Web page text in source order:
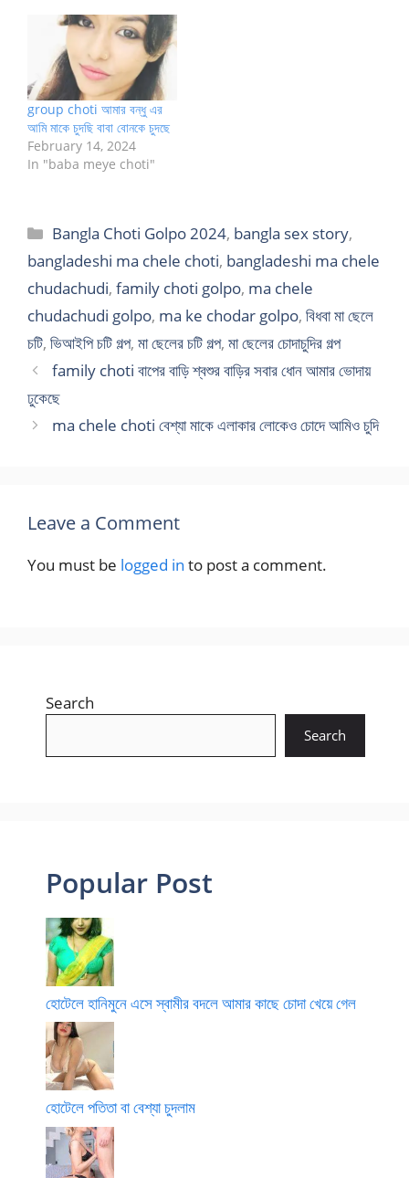
group choti আমার বন্ধু এর
আমি মাকে চুদছি বাবা বোনকে চুদছে
February 14, 2024
In "baba meye choti"
Categories
Bangla Choti Golpo 2024, bangla sex story,
bangladeshi ma chele choti, bangladeshi ma chele
chudachudi, family choti golpo, ma chele
chudachudi golpo, ma ke chodar golpo, বিধবা মা ছেলে
চটি, ভিআইপি চটি গল্প, মা ছেলের চটি গল্প, মা ছেলের চোদাচুদির গল্প
family choti বাপের বাড়ি শ্বশুর বাড়ির সবার ধোন আমার ভোদায়
ঢুকেছে
ma chele choti বেশ্যা মাকে এলাকার লোকেও চোদে আমিও চুদি
Leave a Comment
You must be logged in to post a comment.
Search
Search
Popular Post
হোটেলে হানিমুনে এসে স্বামীর বদলে আমার কাছে চোদা খেয়ে গেল
হোটেলে পতিতা বা বেশ্যা চুদলাম